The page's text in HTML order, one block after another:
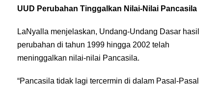
UUD Perubahan Tinggalkan Nilai-Nilai Pancasila
LaNyalla menjelaskan, Undang-Undang Dasar hasil
perubahan di tahun 1999 hingga 2002 telah
meninggalkan nilai-nilai Pancasila.
“Pancasila tidak lagi tercermin di dalam Pasal-Pasal